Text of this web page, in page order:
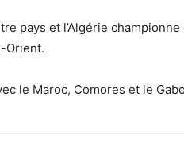
pays et l’Algérie championne
Orient.
le Maroc, Comores et le